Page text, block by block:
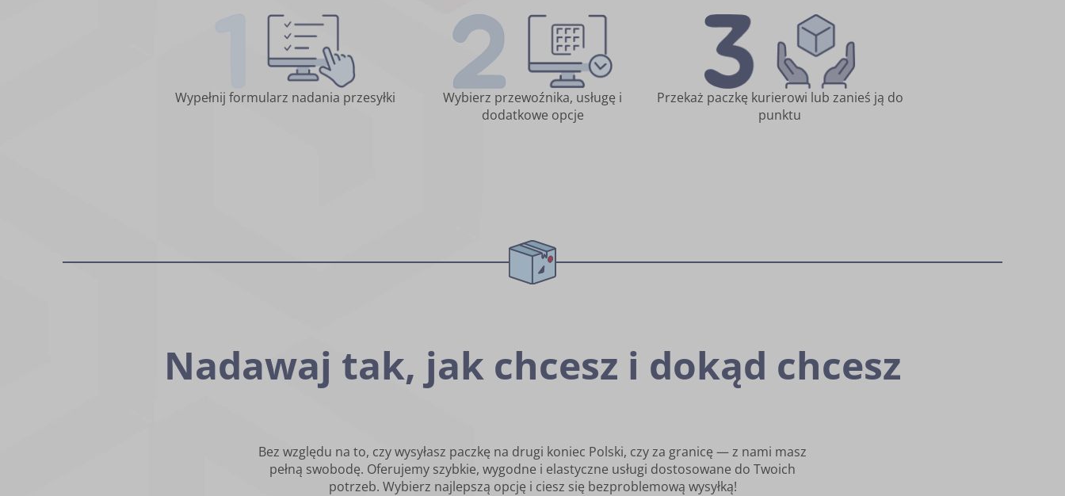
Wypełnij formularz nadania przesyłki
Wybierz przewoźnika, usługę i
dodatkowe opcje
Przekaż paczkę kurierowi lub zanieś ją do
punktu
Nadawaj tak, jak chcesz i dokąd chcesz
Bez względu na to, czy wysyłasz paczkę na drugi koniec Polski, czy za granicę — z nami masz
pełną swobodę. Oferujemy szybkie, wygodne i elastyczne usługi dostosowane do Twoich
potrzeb. Wybierz najlepszą opcję i ciesz się bezproblemową wysyłką!